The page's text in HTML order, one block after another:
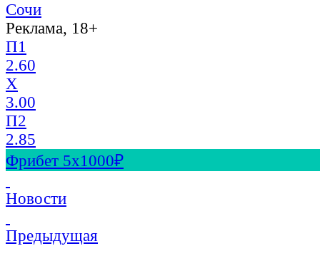
Сочи
Реклама, 18+
П1
2.60
X
3.00
П2
2.85
Фрибет 5х1000₽
Новости
Предыдущая